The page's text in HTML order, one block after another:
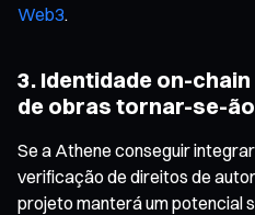
Web3.
3. Identidade on-
de obras tornar-se-
Se a Athene conseguir
verificação de direitos de
projeto manterá um potencial